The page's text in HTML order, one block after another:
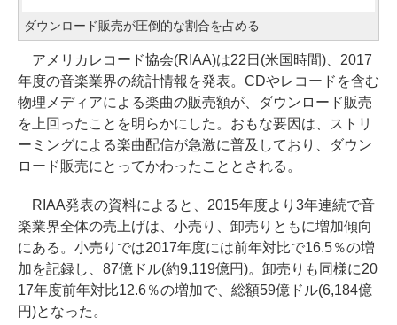
ダウンロード販売が圧倒的な割合を占める
アメリカレコード協会(RIAA)は22日(米国時間)、2017
年度の音楽業界の統計情報を発表。CDやレコードを含む
物理メディアによる楽曲の販売額が、ダウンロード販売
を上回ったことを明らかにした。おもな要因は、ストリ
ーミングによる楽曲配信が急激に普及しており、ダウン
ロード販売にとってかわったこととされる。
RIAA発表の資料によると、2015年度より3年連続で音
楽業界全体の売上げは、小売り、卸売りともに増加傾向
にある。小売りでは2017年度には前年対比で16.5％の増
加を記録し、87億ドル(約9,119億円)。卸売りも同様に20
17年度前年対比12.6％の増加で、総額59億ドル(6,184億
円)となった。